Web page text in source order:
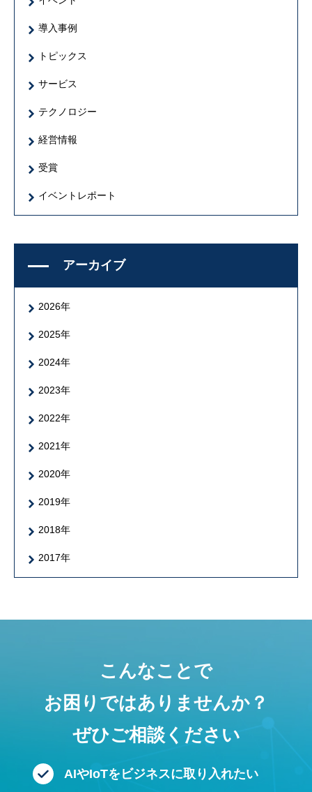
導入事例
トピックス
サービス
テクノロジー
経営情報
受賞
イベントレポート
アーカイブ
2026年
2025年
2024年
2023年
2022年
2021年
2020年
2019年
2018年
2017年
こんなことで
お困りではありませんか？
ぜひご相談ください
AIやIoTをビジネスに取り入れたい